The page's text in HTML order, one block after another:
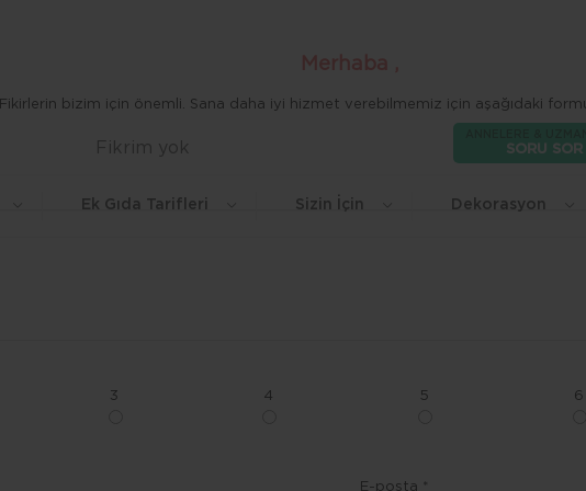
SORU SOR
Ek Gıda Tarifleri Sizin İçin Dekorasyon
Fikirlerin bizim için önemli. Sana daha iyi hizmet verebilmemiz için aşağıdaki
Fikrim yok
3 4 5 6
E-posta *